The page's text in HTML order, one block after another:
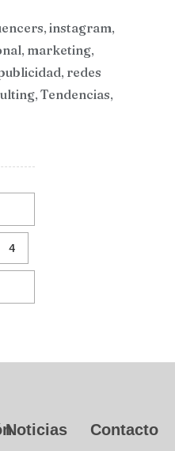
,instagram,
, marketing,
, redes
,Tendencias,
4
Noticias Contacto